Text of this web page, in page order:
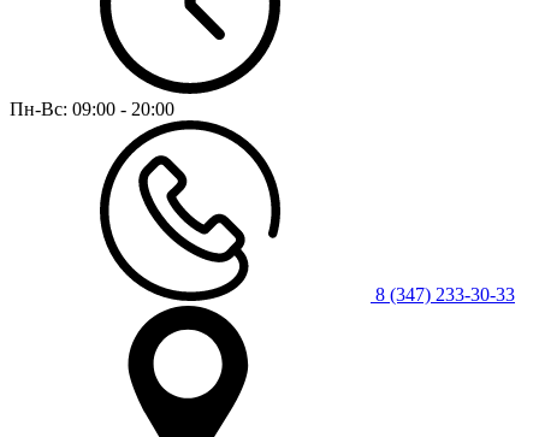
Пн-Вс: 09:00 - 20:00
8 (347) 233-30-33